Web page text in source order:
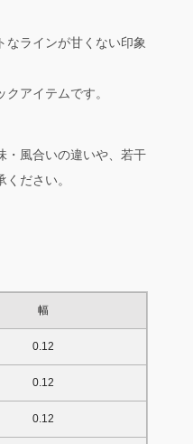
なラインが甘くない印象
アイテムです。
・風合いの違いや、若干
ださい。
幅
0.12
0.12
0.12